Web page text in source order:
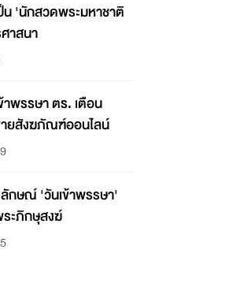
น 'นักสวดพระมหาชาติ
าสนา
พรรษา ตร. เตือน
ยสังฆภัณฑ์ออนไลน์
กษณ์ 'วันเข้าพรรษา'
ะภิกษุสงฆ์